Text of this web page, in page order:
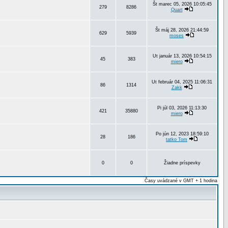
279 8286
Št marec 05, 2026 10:05:45
Quart
629 5939
Št máj 28, 2026 21:44:59
moses
45 383
Ut január 13, 2026 10:54:15
miero
86 1314
Ut február 04, 2025 11:06:31
Zakk
421 35880
Pi júl 03, 2026 11:13:30
miero
28 186
Po jún 12, 2023 18:59:10
tatko Tom
0 0 Žiadne príspevky
Časy uvádzané v GMT + 1 hodina